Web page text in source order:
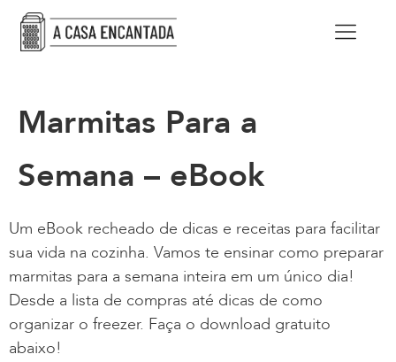
Marmitas Para a
Semana – eBook
Um eBook recheado de dicas e receitas para facilitar
sua vida na cozinha. Vamos te ensinar como preparar
marmitas para a semana inteira em um único dia!
Desde a lista de compras até dicas de como
organizar o freezer. Faça o download gratuito
abaixo!